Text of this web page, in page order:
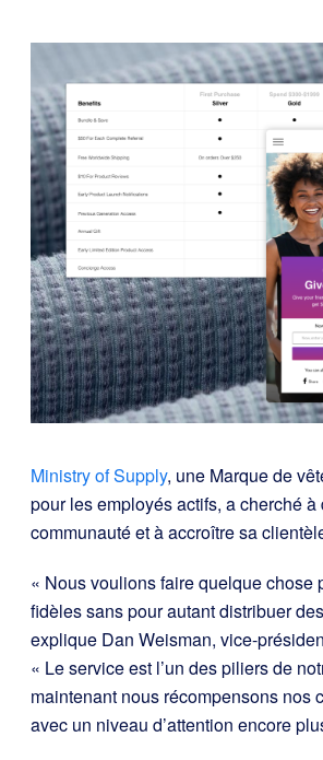
Ministry of Supply, une Marque de
pour les employés actifs, a cherché
communauté et à accroître sa
« Nous voulions faire quelque chose
fidèles sans pour autant distribuer
explique Dan Weisman, vice-
« Le service est l’un des piliers de
maintenant nous récompensons nos
avec un niveau d’attention encore